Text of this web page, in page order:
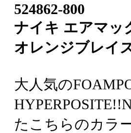
524862-800
ナイキ エアマッ
オレンジブレイ
大人気の
たこちらのカラ